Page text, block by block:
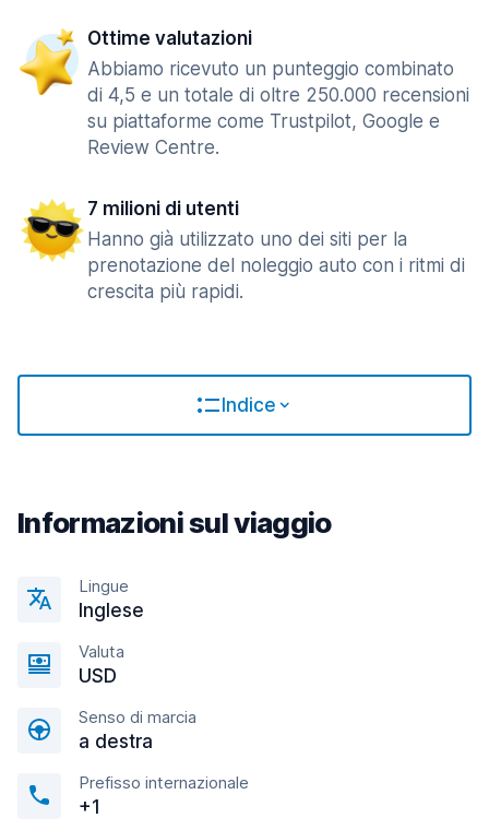
Ottime valutazioni
Abbiamo ricevuto un punteggio combinato
di 4,5 e un totale di oltre 250.000 recensioni
su piattaforme come Trustpilot, Google e
Review Centre.
7 milioni di utenti
Hanno già utilizzato uno dei siti per la
prenotazione del noleggio auto con i ritmi di
crescita più rapidi.
Indice
Informazioni sul viaggio
Lingue
Inglese
Valuta
USD
Senso di marcia
a destra
Prefisso internazionale
+1